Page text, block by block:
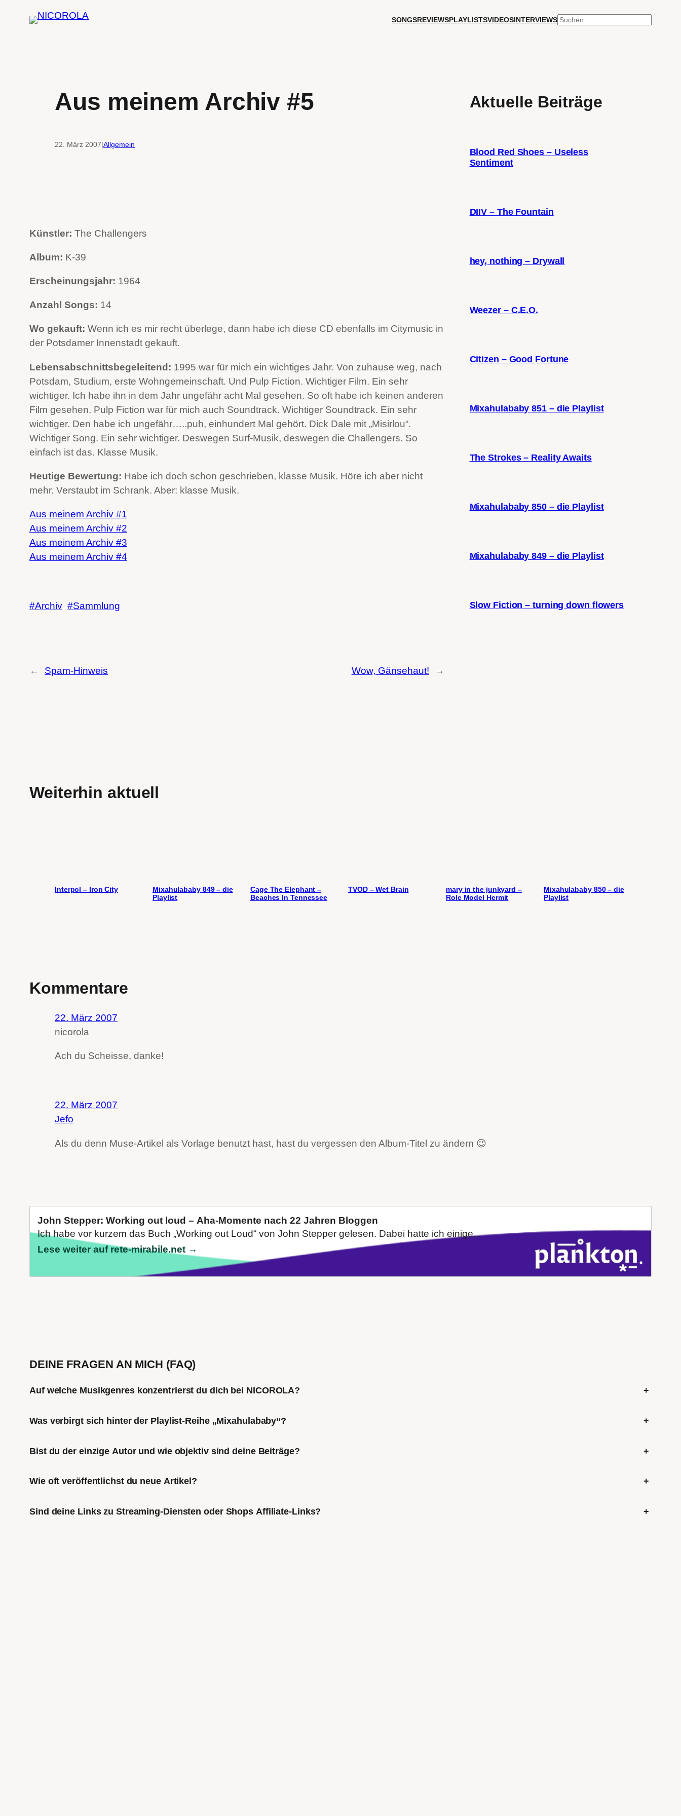
SONGSREVIEWSPLAYLISTSVIDEOSINTERVIEWSSUCHEN
Aus meinem Archiv #5
22. März 2007|Allgemein
Künstler: The Challengers
Album: K-39
Erscheinungsjahr: 1964
Anzahl Songs: 14
Wo gekauft: Wenn ich es mir recht überlege, dann habe ich diese CD ebenfalls im Citymusic in
der Potsdamer Innenstadt gekauft.
Lebensabschnittsbegeleitend: 1995 war für mich ein wichtiges Jahr. Von zuhause weg, nach
Potsdam, Studium, erste Wohngemeinschaft. Und Pulp Fiction. Wichtiger Film. Ein sehr
wichtiger. Ich habe ihn in dem Jahr ungefähr acht Mal gesehen. So oft habe ich keinen anderen
Film gesehen. Pulp Fiction war für mich auch Soundtrack. Wichtiger Soundtrack. Ein sehr
wichtiger. Den habe ich ungefähr…..puh, einhundert Mal gehört. Dick Dale mit „Misirlou“.
Wichtiger Song. Ein sehr wichtiger. Deswegen Surf-Musik, deswegen die Challengers. So
einfach ist das. Klasse Musik.
Heutige Bewertung: Habe ich doch schon geschrieben, klasse Musik. Höre ich aber nicht
mehr. Verstaubt im Schrank. Aber: klasse Musik.
Aus meinem Archiv #1
Aus meinem Archiv #2
Aus meinem Archiv #3
Aus meinem Archiv #4
Archiv Sammlung
← Spam-Hinweis Wow, Gänsehaut! →
Aktuelle Beiträge
Blood Red Shoes – Useless
Sentiment
DIIV – The Fountain
hey, nothing – Drywall
Weezer – C.E.O.
Citizen – Good Fortune
Mixahulababy 851 – die Playlist
The Strokes – Reality Awaits
Mixahulababy 850 – die Playlist
Mixahulababy 849 – die Playlist
Slow Fiction – turning down flowers
Weiterhin aktuell
Interpol – Iron City
Mixahulababy 849 – die
Playlist
Cage The Elephant –
Beaches In Tennessee
TVOD – Wet Brain
mary in the junkyard –
Role Model Hermit
Mixahulababy 850 – die
Playlist
Kommentare
22. März 2007
nicorola
Ach du Scheisse, danke!
22. März 2007
Jefo
Als du denn Muse-Artikel als Vorlage benutzt hast, hast du vergessen den Album-Titel zu ändern 😉
John Stepper: Working out loud – Aha-Momente nach 22 Jahren Bloggen
Ich habe vor kurzem das Buch „Working out Loud“ von John Stepper gelesen. Dabei hatte ich einige...
Lese weiter auf rete-mirabile.net →
DEINE FRAGEN AN MICH (FAQ)
Auf welche Musikgenres konzentrierst du dich bei NICOROLA? +
Was verbirgt sich hinter der Playlist-Reihe „Mixahulababy“? +
Bist du der einzige Autor und wie objektiv sind deine Beiträge? +
Wie oft veröffentlichst du neue Artikel? +
Sind deine Links zu Streaming-Diensten oder Shops Affiliate-Links? +